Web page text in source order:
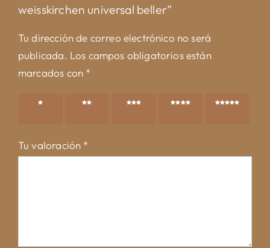
weisskirchen universal beller”
Tu dirección de correo electrónico no será
publicada. Los campos obligatorios están
marcados con *
1 de 5
2 de 5
3 de 5
4 de 5
5 de 5
Tu valoración *